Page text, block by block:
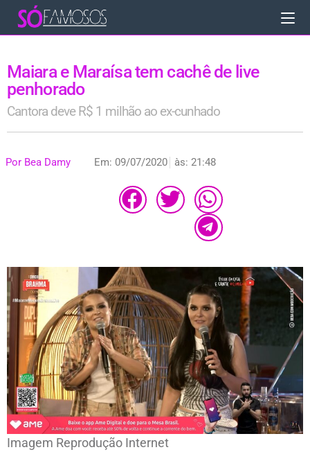
Maiara e Maraísa tem cachê de live
penhorado
Cantora deve R$ 1 milhão ao ex-cunhado
Por Bea Damy Em: 09/07/2020 às: 21:48
Imagem Reprodução Internet